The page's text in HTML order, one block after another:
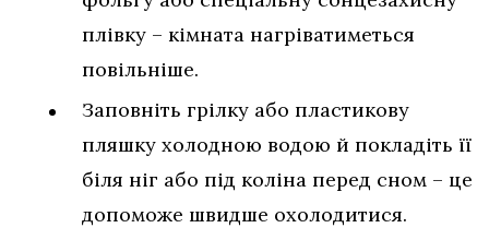
плівку – кімната нагріватиметься
повільніше.
Заповніть грілку або пластикову
пляшку холодною водою й покладіть її
біля ніг або під коліна перед сном – це
допоможе швидше охолодитися.